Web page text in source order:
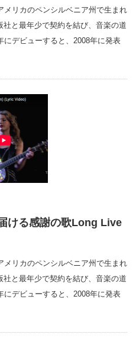
メリカのペンシルベニア州で生まれ
と最年少で契約を結び、音楽の道
にデビューすると、2008年に発表
ける感謝の歌Long Live
メリカのペンシルベニア州で生まれ
と最年少で契約を結び、音楽の道
にデビューすると、2008年に発表